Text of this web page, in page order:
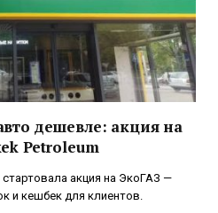
дешевле: акция на
Petroleum
стартовала акция на ЭкоГАЗ —
и кешбек для клиентов.